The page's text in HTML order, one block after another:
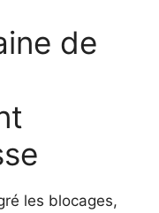
de
les blocages,